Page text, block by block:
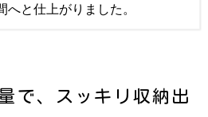
へと仕上がりました。
で、スッキリ収納出